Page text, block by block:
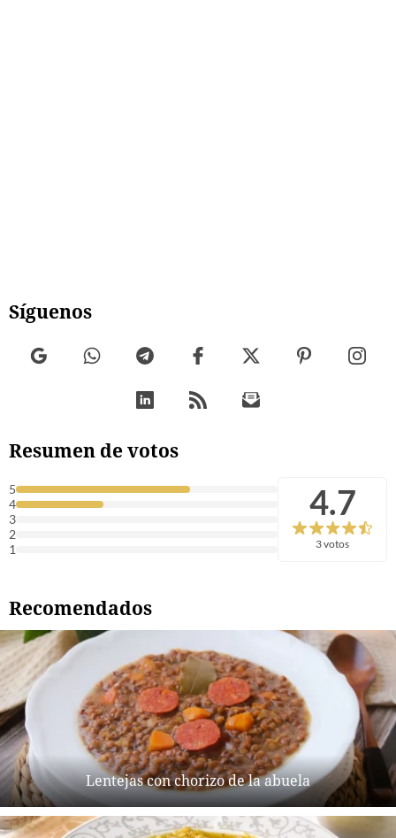
Síguenos
Resumen de votos
5
4
3
2
1
4.7
3 votos
Recomendados
Lentejas con chorizo de la abuela